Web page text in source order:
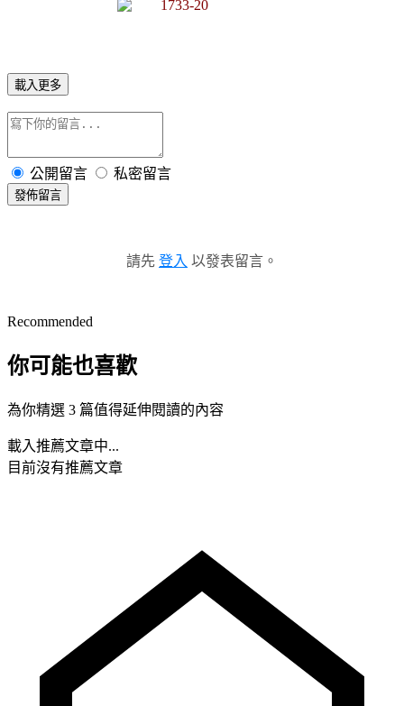
載入更多
公開留言 私密留言
發佈留言
請先 登入 以發表留言。
Recommended
你可能也喜歡
為你精選 3 篇值得延伸閱讀的內容
載入推薦文章中...
目前沒有推薦文章